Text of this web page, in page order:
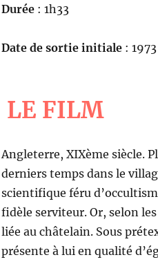
Durée: 1h33
Date de sortie initiale: 1973
LE FILM
Angleterre, XIXème siècle.
derniers temps dans le
scientifique féru
fidèle serviteur. Or, selon
liée au châtelain. Sous
présente à lui en qualité